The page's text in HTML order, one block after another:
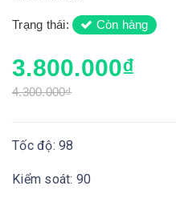
Trạng thái: Còn hàng
3.800.000₫
4.300.000₫
Tốc độ: 98
Kiểm soát: 90